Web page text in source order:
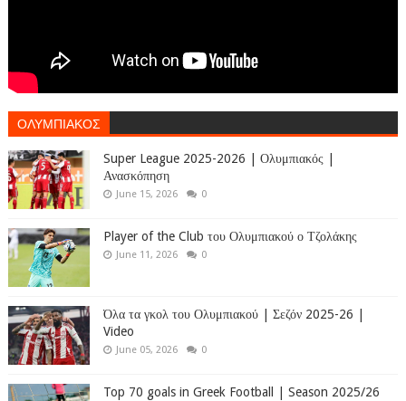
ΟΛΥΜΠΙΑΚΟΣ
Super League 2025-2026 | Ολυμπιακός |
Ανασκόπηση
June 15, 2026 0
Player of the Club του Ολυμπιακού ο Τζολάκης
June 11, 2026 0
Όλα τα γκολ του Ολυμπιακού | Σεζόν 2025-26 |
Video
June 05, 2026 0
Top 70 goals in Greek Football | Season 2025/26